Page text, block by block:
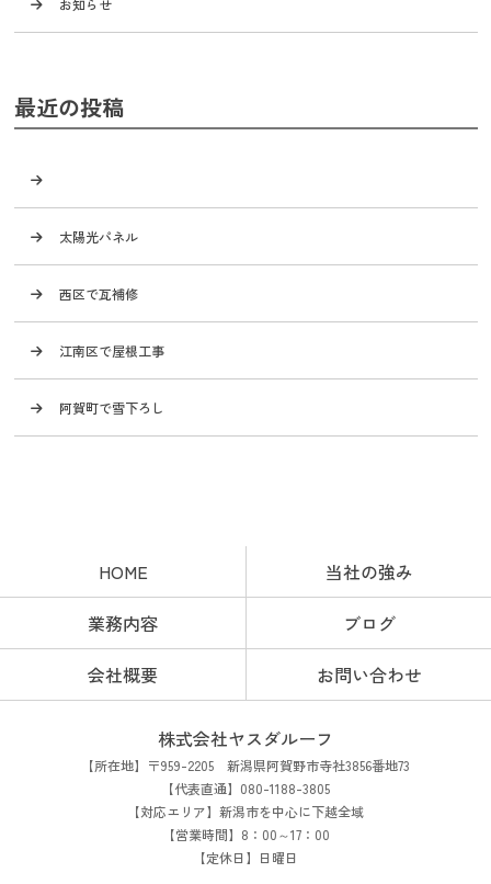
最近の投稿
太陽光パネル
西区で瓦補修
江南区で屋根工事
阿賀町で雪下ろし
HOME
当社の強み
業務内容
ブログ
会社概要
お問い合わせ
株式会社ヤスダルーフ
【所在地】〒959-2205 新潟県阿賀野市寺社3856番地73
【代表直通】080-1188-3805
【対応エリア】新潟市を中心に下越全域
【営業時間】8：00～17：00
【定休日】日曜日